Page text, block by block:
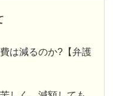
は減るのか?【弁護